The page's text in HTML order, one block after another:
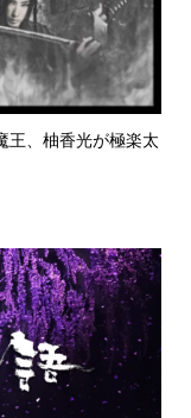
王、柚香光が極楽太